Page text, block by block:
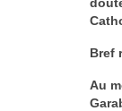
Bref
Au